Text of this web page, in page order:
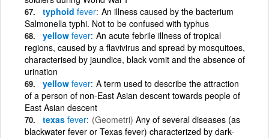
typhoid fever An illness caused by the bacterium
Salmonella typhi. Not to be confused with typhus
yellow fever An acute febrile illness of tropical
regions, caused by a flavivirus and spread by mosquitoes,
characterised by jaundice, black vomit and the absence of
urination
yellow fever A term used to describe the attraction
of a person of non-East Asian descent towards people of
East Asian descent
texas fever (Geometri) Any of several diseases (as
blackwater fever or Texas fever) characterized by dark-